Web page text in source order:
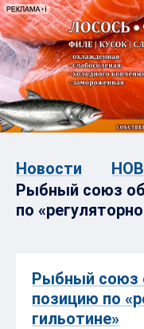
Новости
Рыбный союз
по
Рыбный союз
позицию по
гильотине»